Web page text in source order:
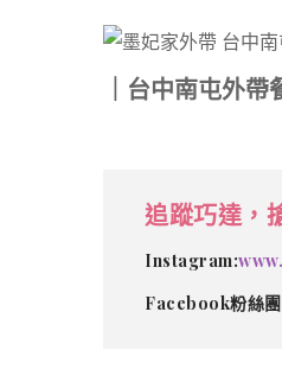
｜台中南屯外帶
追蹤巧達，
Instagram:
Facebook粉絲